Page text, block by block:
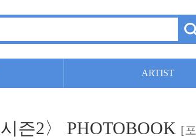
ARTIST
즌2〉 PHOTOBOOK [